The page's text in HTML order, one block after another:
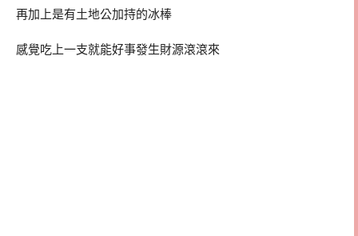
再加上是有土地公加持的冰棒
感覺吃上一支就能好事發生財源滾滾來